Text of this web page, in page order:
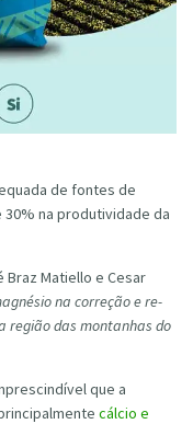
de fontes de
na produtividade da
Matiello e Cesar
na correção e re-
região das montanhas do
que a
cálcio e